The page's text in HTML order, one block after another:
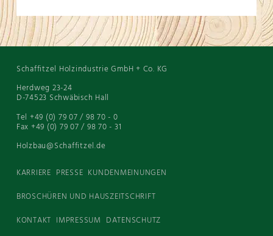
Schaffitzel Holzindustrie GmbH + Co. KG
Herdweg 23-24
D-74523 Schwäbisch Hall
Tel +49 (0) 79 07 / 98 70 - 0
Fax +49 (0) 79 07 / 98 70 - 31
Holzbau@Schaffitzel.de
KARRIERE PRESSE KUNDENMEINUNGEN
BROSCHÜREN UND HAUSZEITSCHRIFT
KONTAKT IMPRESSUM DATENSCHUTZ